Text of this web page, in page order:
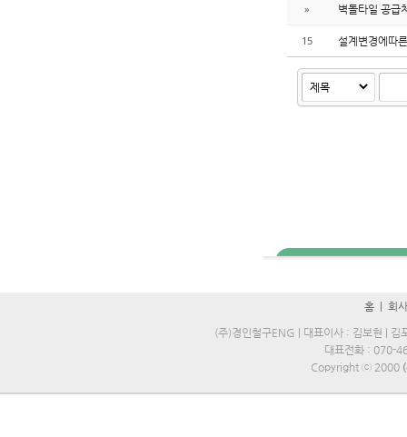
» 벽돌타일 공급
15 설계변경에따
홈 |회
(주)경인철구ENG | 대표이사 : 김보현 |
대표전화 : 070-
Copyright ⓒ 2000